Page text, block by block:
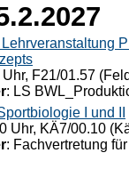
Lehrveranstaltung
Uhr, F21/01.57
: LS
I und II
Uhr, KÄ7/00.10
: Fachvertretung